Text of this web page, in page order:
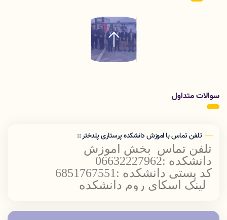
سوالات متداول
تلفن تماس با اموزش دانشکده پرستاری پلدختر ::
تلفن تماس بخش اموزش
دانشکده :06632227962
کد پستی دانشکده :6851767551
لینک اسکای روم دانشکده
ch/lums/poldokhtar.nursing